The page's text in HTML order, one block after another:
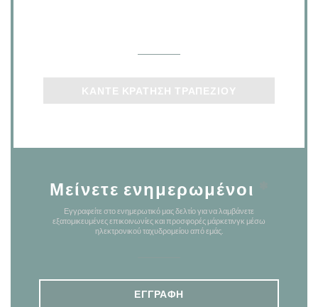
ΚΆΝΤΕ ΚΡΆΤΗΣΗ ΤΡΑΠΕΖΙΟΎ
Μείνετε ενημερωμένοι
Εγγραφείτε στο ενημερωτικό μας δελτίο για να λαμβάνετε
εξατομικευμένες επικοινωνίες και προσφορές μάρκετινγκ μέσω
ηλεκτρονικού ταχυδρομείου από εμάς.
ΕΓΓΡΑΦΉ